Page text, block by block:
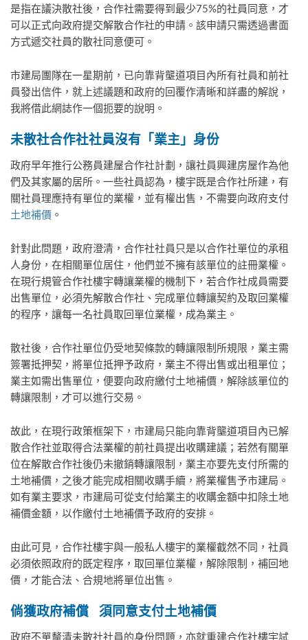
是指在議決散社後，合作社需要得到最少75%的社員同意，才
可以正式向政府提交解散合作社的申請。該申請只需透過書面
方式遞交社員的散社同意便可。
市建局團隊在一星期前，已向靠背壟道項目內所有社員和前社
員發出信件，就上述議題和政府的回覆作清晰和詳盡的解說，
我將借此網誌作一個扼要的說明。
未散社合作社社員沒有「業主」身份
政府早年推行公務員建屋合作社計劃，讓社員興建房屋作為他
們及其家屬的居所。一些社員認為，樓宇既是合作社所建，有
關社員理應持有單位的業權，並有權出售，不需要向政府支付
土地補價 。
針對此問題，政府澄清，合作社社員只是以合作社單位的承租
人身份，在相關單位居住，他們並不擁有該單位的註冊業權。
在現行規管合作社樓宇轉讓業權的機制下，若合作社成員需要
出售單位，必須先解散合作社、完成單位轉讓契約及取回業權
的程序，讓每一名社員取回單位業權，成為業主。
散社後，合作社單位仍受地契條款的轉讓限制所規限，業主需
簽署抵押契，將單位抵押予政府，業主不得出售或出租單位；
業主如需出售單位，便要向政府繳付土地補價，解除該單位的
轉讓限制，才可以進行交易。
故此，在現行政策框架下，市建局只能向靠背壟道項目內已解
散合作社並取得合法業權的前社員提出收購建議；若然有關單
位在解散合作社後仍未撤銷轉讓限制，業主亦要先支付所需的
土地補價，之後才能完成相關收購手續，將業權售予市建局。
如有業主要求，市建局可從支付給業主的收購金額中扣除土地
補價金額，以作繳付土地補價予政府的安排。
由此可見，合作社樓宇與一般私人樓宇的業權截然不同，社員
必須依照政府的既定程序，取回單位業權，解除限制，補回地
價，才能合法、合規地將單位出售。
倘獲政府補償 須同意支付土地補價
政府不單釐清未散社社員的身份問題，亦就重建合作社樓宇試